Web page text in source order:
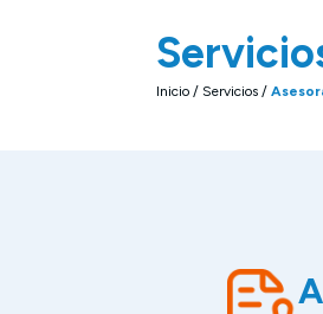
Inicio / Servicios /